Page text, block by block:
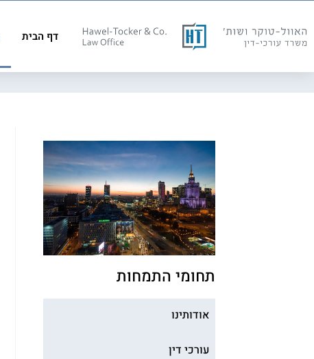
דף הבית
תחומי התמחות
אודותינו
עורכי דין